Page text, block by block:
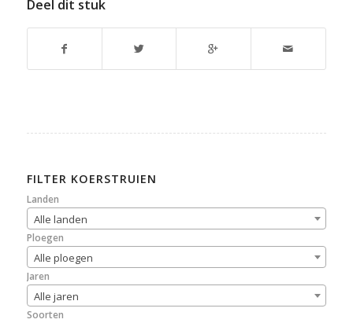
Deel dit stuk
FILTER KOERSTRUIEN
Landen
Alle landen
Ploegen
Alle ploegen
Jaren
Alle jaren
Soorten